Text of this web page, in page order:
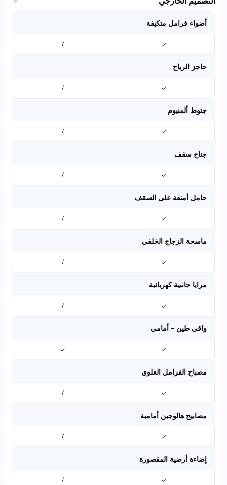
أضواء فرامل متكيفة
✓
/
حاجز الرياح
✓
/
جنوط ألمنيوم
✓
/
جناح سقف
✓
/
حامل أمتعة على السقف
✓
/
ماسحة الزجاج الخلفي
✓
/
مرايا جانبية كهربائية
✓
/
واقي طين – أمامي
✓
✓
مصباح الفرامل العلوي
✓
/
مصابيح هالوجين أمامية
✓
/
إضاءة أرضية المقصورة
✓
/